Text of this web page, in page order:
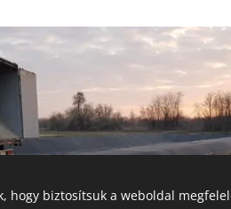
hogy biztosítsuk a weboldal